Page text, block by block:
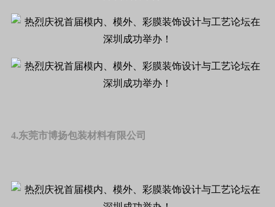
4.东莞市博扬包装材料有限公司